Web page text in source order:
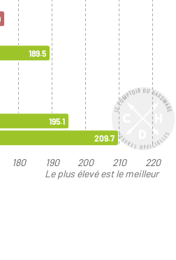
Le plus élevé est le meilleur
180 190 200 210 220
189.5
195.1
209.7